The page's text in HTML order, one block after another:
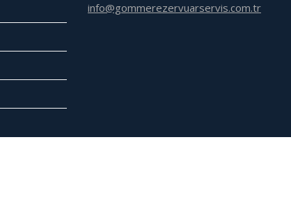
info@gommerezervuarservis.com.tr